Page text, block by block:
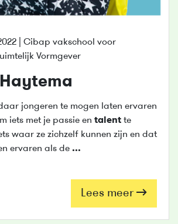
| Cibap vakschool voor
Vormgever
jongeren te mogen laten ervaren
iets met je passie en talent te
waar ze zichzelf kunnen zijn en dat
ervaren als de ...
Lees meer